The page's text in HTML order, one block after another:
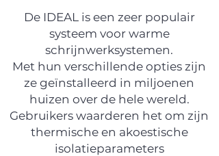
De IDEAL is een zeer populair
systeem voor warme
schrijnwerksystemen.
Met hun verschillende opties zijn
ze geïnstalleerd in miljoenen
huizen over de hele wereld.
Gebruikers waarderen het om zijn
thermische en akoestische
isolatieparameters